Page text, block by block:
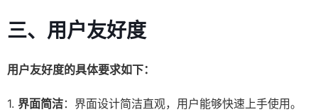
三、用户友好度
用户友好度的具体要求如下：
1. 界面简洁：界面设计简洁直观，用户能够快速上手使用。